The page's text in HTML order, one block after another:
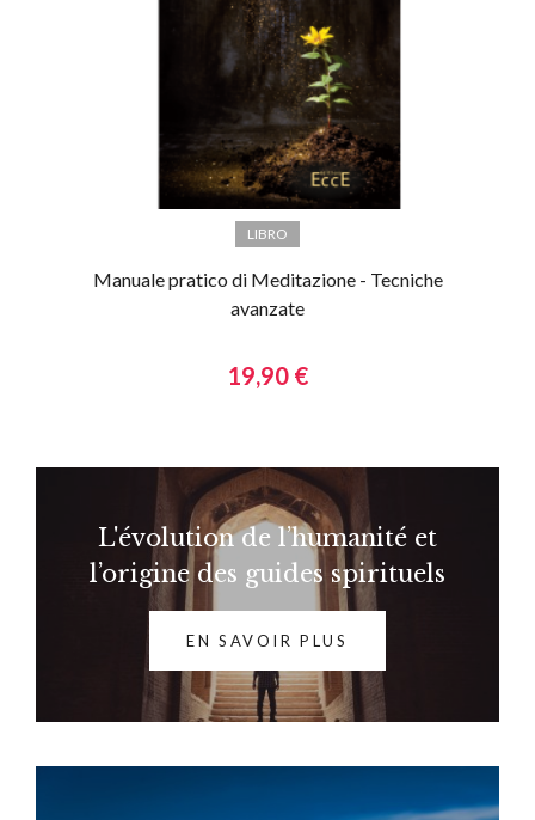
LIBRO
Manuale pratico di Meditazione - Tecniche
avanzate
19,90 €
L'évolution de l’humanité et
l’origine des guides spirituels
EN SAVOIR PLUS